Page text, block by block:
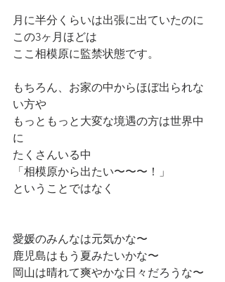
月に半分くらいは出張に出ていたのに
この3ヶ月ほどは
ここ相模原に監禁状態です。
もちろん、お家の中からほぼ出られな
い方や
もっともっと大変な境遇の方は世界中
に
たくさんいる中
「相模原から出たい〜〜〜！」
ということではなく
愛媛のみんなは元気かな〜
鹿児島はもう夏みたいかな〜
岡山は晴れて爽やかな日々だろうな〜